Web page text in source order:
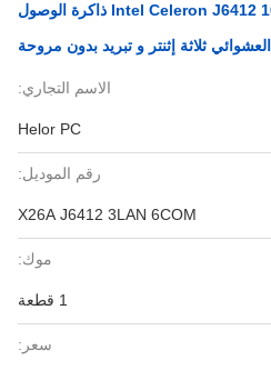
جهاز كمبيوتر صناعي مع Intel Celeron J6412 16GB ذاكرة الوصول
العشوائي ثلاثة إثنتر و تبريد بدون مروحة
الاسم التجاري:
Helor PC
رقم الموديل:
X26A J6412 3LAN 6COM
موك:
سعر: